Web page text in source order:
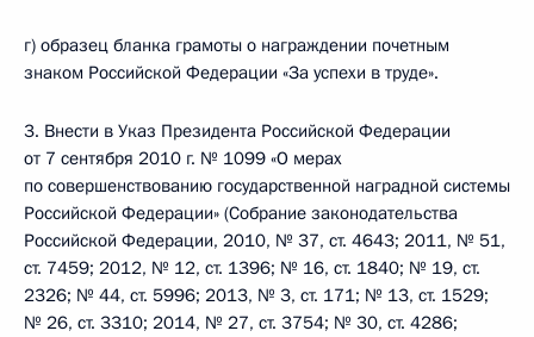
г) образец бланка грамоты о награждении почетным
знаком Российской Федерации «За успехи в труде».
3. Внести в Указ Президента Российской Федерации
от 7 сентября 2010 г. № 1099 «О мерах
по совершенствованию государственной наградной системы
Российской Федерации» (Собрание законодательства
Российской Федерации, 2010, № 37, ст. 4643; 2011, № 51,
ст. 7459; 2012, № 12, ст. 1396; № 16, ст. 1840; № 19, ст.
2326; № 44, ст. 5996; 2013, № 3, ст. 171; № 13, ст. 1529;
№ 26, ст. 3310; 2014, № 27, ст. 3754; № 30, ст. 4286;